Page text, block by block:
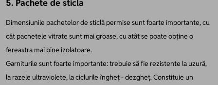
5. Pachete de sticla
Dimensiunile pachetelor de sticlă permise sunt foarte importante, cu
cât pachetele vitrate sunt mai groase, cu atât se poate obține o
fereastra mai bine izolatoare.
Garniturile sunt foarte importante: trebuie să fie rezistente la uzură,
la razele ultraviolete, la ciclurile îngheț - dezgheț. Constituie un